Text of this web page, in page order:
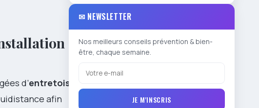
d’entretoises
afin
✉ NEWSLETTER
Nos meilleurs conseils prévention & bien-
être, chaque semaine.
JE M'INSCRIS